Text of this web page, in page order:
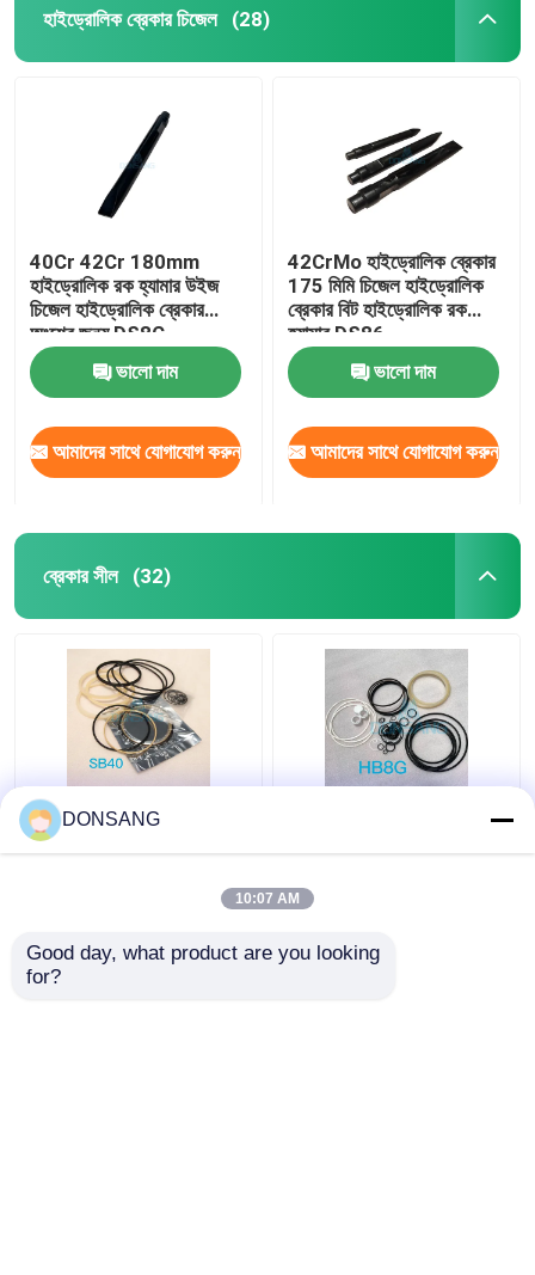
হাইড্রোলিক ব্রেকার চিজেল (28)
40Cr 42Cr 180mm
হাইড্রোলিক রক হ্যামার উইজ
চিজেল হাইড্রোলিক ব্রেকার
অংশের জন্য DS8C
ভালো দাম
আমাদের সাথে যোগাযোগ করুন
42CrMo হাইড্রোলিক ব্রেকার
175 মিমি চিজেল হাইড্রোলিক
ব্রেকার বিট হাইড্রোলিক রক
হ্যামার DS86
ভালো দাম
আমাদের সাথে যোগাযোগ করুন
ব্রেকার সীল (32)
নীল হলুদ SB40 হাইড্রোলিক
ব্রেকার সীল কিট রক ব্রেকার সীল
DONSANG
10:07 AM
Good day, what product are you looking
for?